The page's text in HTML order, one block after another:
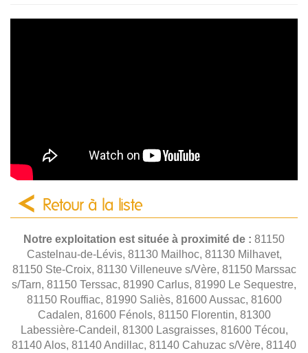
Retour à la liste
Notre exploitation est située à proximité de : 81150
Castelnau-de-Lévis, 81130 Mailhoc, 81130 Milhavet,
81150 Ste-Croix, 81130 Villeneuve s/Vère, 81150 Marssac
s/Tarn, 81150 Terssac, 81990 Carlus, 81990 Le Sequestre,
81150 Rouffiac, 81990 Saliès, 81600 Aussac, 81600
Cadalen, 81600 Fénols, 81150 Florentin, 81300
Labessière-Candeil, 81300 Lasgraisses, 81600 Técou,
81140 Alos, 81140 Andillac, 81140 Cahuzac s/Vère, 81140